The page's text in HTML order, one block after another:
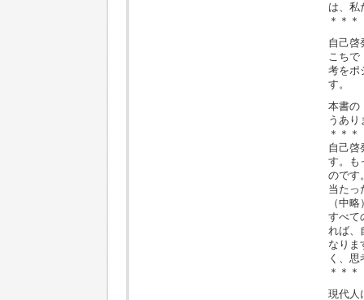
は、私
＊＊＊
自己啓
こちで
考をポ
す。
本書の
うあり
＊＊＊
自己啓
す。も
のです
当たっ
（中略
すべて
れば、
なりま
く、
＊＊＊
現代人